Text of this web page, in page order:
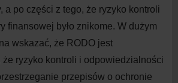
a po części z tego, że ryzyko kontroli
finansowej było znikome. W dużym
wskazać, że RODO jest
że ryzyko kontroli i odpowiedzialności
przepisów o ochronie